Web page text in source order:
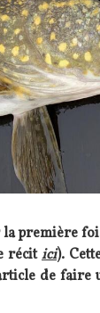
première
récitici).
de